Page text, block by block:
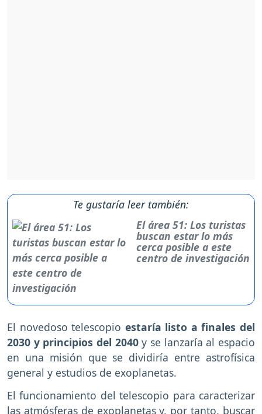
Te gustaría leer también:
El área 51: Los turistas
buscan estar lo más
cerca posible a este
centro de investigación
El novedoso telescopio estaría listo a finales del
2030 y principios del 2040y se lanzaría al espacio
en una misión que se dividiría entre astrofísica
general y estudios de exoplanetas.
El funcionamiento del telescopio para caracterizar
las atmósferas de exoplanetas y, por tanto, buscar